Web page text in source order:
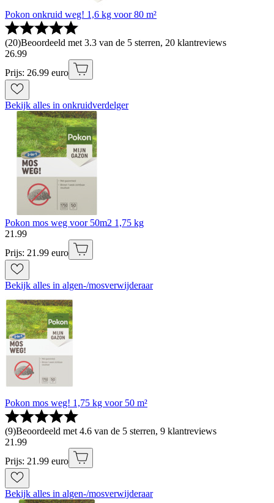
Pokon onkruid weg! 1,6 kg voor 80 m²
(20)Beoordeeld met 3.3 van de 5 sterren, 20 klantreviews
26.99
Prijs: 26.99 euro
Bekijk alles in onkruidverdelger
Pokon mos weg voor 50m2 1,75 kg
21 .99
Prijs: 21.99 euro
Bekijk alles in algen-/mosverwijderaar
Pokon mos weg! 1,75 kg voor 50 m²
(9)Beoordeeld met 4.6 van de 5 sterren, 9 klantreviews
21 .99
Prijs: 21.99 euro
Bekijk alles in algen-/mosverwijderaar